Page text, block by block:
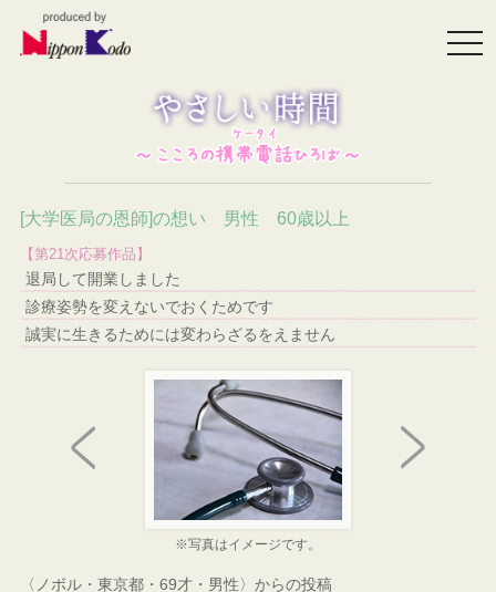
[大学医局の恩師]の想い 男性 60歳以上
【第21次応募作品】
退局して開業しました
診療姿勢を変えないでおくためです
誠実に生きるためには変わらざるをえません
※写真はイメージです。
〈ノボル・東京都・69才・男性〉からの投稿